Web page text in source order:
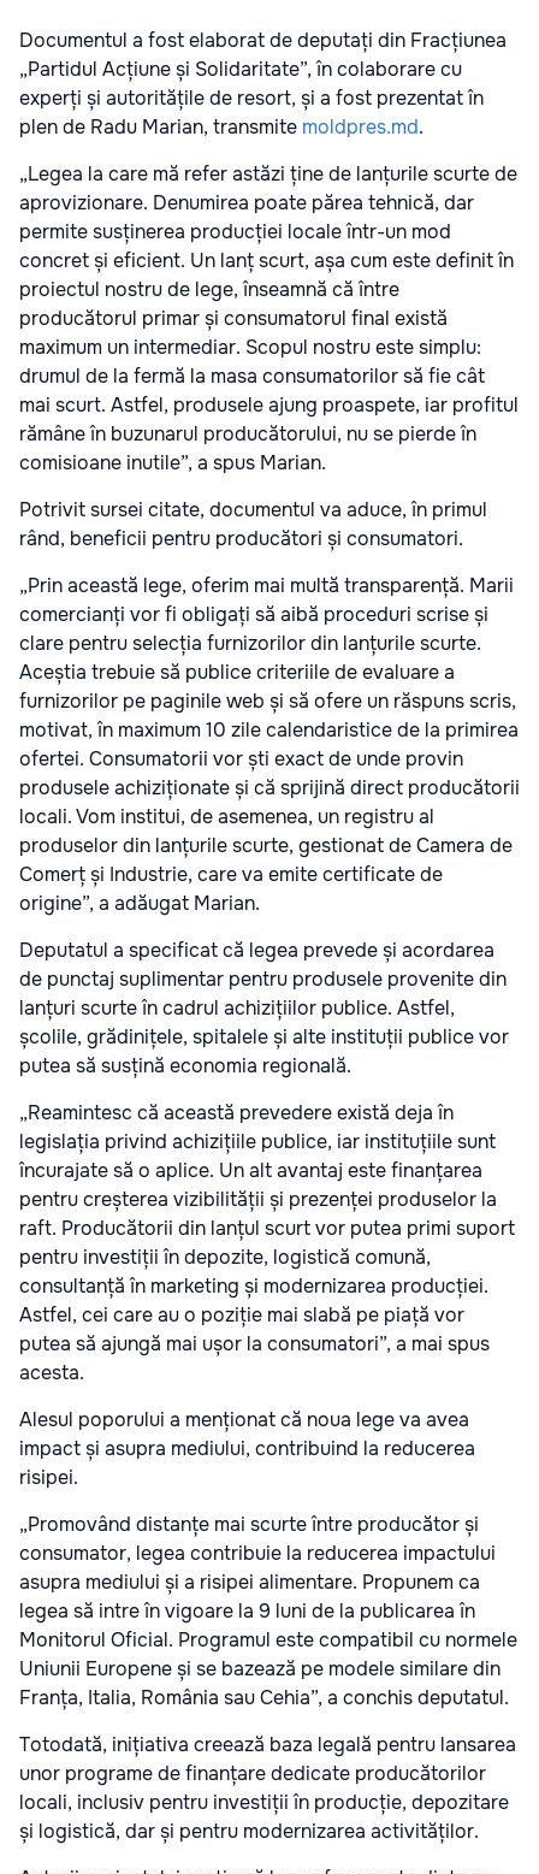
Documentul a fost elaborat de deputați din Fracțiunea
„Partidul Acțiune și Solidaritate”, în colaborare cu
experți și autoritățile de resort, și a fost prezentat în
plen de Radu Marian, transmite moldpres.md.
„Legea la care mă refer astăzi ține de lanțurile scurte de
aprovizionare. Denumirea poate părea tehnică, dar
permite susținerea producției locale într-un mod
concret și eficient. Un lanț scurt, așa cum este definit în
proiectul nostru de lege, înseamnă că între
producătorul primar și consumatorul final există
maximum un intermediar. Scopul nostru este simplu:
drumul de la fermă la masa consumatorilor să fie cât
mai scurt. Astfel, produsele ajung proaspete, iar profitul
rămâne în buzunarul producătorului, nu se pierde în
comisioane inutile”, a spus Marian.
Potrivit sursei citate, documentul va aduce, în primul
rând, beneficii pentru producători și consumatori.
„Prin această lege, oferim mai multă transparență. Marii
comercianți vor fi obligați să aibă proceduri scrise și
clare pentru selecția furnizorilor din lanțurile scurte.
Aceștia trebuie să publice criteriile de evaluare a
furnizorilor pe paginile web și să ofere un răspuns scris,
motivat, în maximum 10 zile calendaristice de la primirea
ofertei. Consumatorii vor ști exact de unde provin
produsele achiziționate și că sprijină direct producătorii
locali. Vom institui, de asemenea, un registru al
produselor din lanțurile scurte, gestionat de Camera de
Comerț și Industrie, care va emite certificate de
origine”, a adăugat Marian.
Deputatul a specificat că legea prevede și acordarea
de punctaj suplimentar pentru produsele provenite din
lanțuri scurte în cadrul achizițiilor publice. Astfel,
școlile, grădinițele, spitalele și alte instituții publice vor
putea să susțină economia regională.
„Reamintesc că această prevedere există deja în
legislația privind achizițiile publice, iar instituțiile sunt
încurajate să o aplice. Un alt avantaj este finanțarea
pentru creșterea vizibilității și prezenței produselor la
raft. Producătorii din lanțul scurt vor putea primi suport
pentru investiții în depozite, logistică comună,
consultanță în marketing și modernizarea producției.
Astfel, cei care au o poziție mai slabă pe piață vor
putea să ajungă mai ușor la consumatori”, a mai spus
acesta.
Alesul poporului a menționat că noua lege va avea
impact și asupra mediului, contribuind la reducerea
risipei.
„Promovând distanțe mai scurte între producător și
consumator, legea contribuie la reducerea impactului
asupra mediului și a risipei alimentare. Propunem ca
legea să intre în vigoare la 9 luni de la publicarea în
Monitorul Oficial. Programul este compatibil cu normele
Uniunii Europene și se bazează pe modele similare din
Franța, Italia, România sau Cehia”, a conchis deputatul.
Totodată, inițiativa creează baza legală pentru lansarea
unor programe de finanțare dedicate producătorilor
locali, inclusiv pentru investiții în producție, depozitare
și logistică, dar și pentru modernizarea activităților.